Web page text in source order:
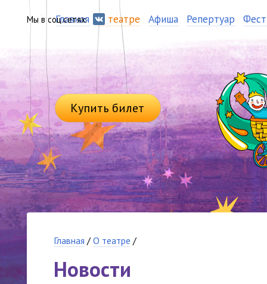
Мы в соц.сетях:
Главная О театре Афиша Репертуар
Купить билет
Главная / О театре /
Новости